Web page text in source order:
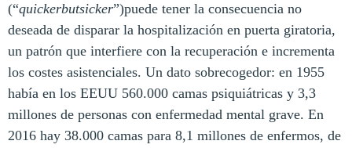
(“quickerbutsicker”)puede tener la consecuencia no
deseada de disparar la hospitalización en puerta giratoria,
un patrón que interfiere con la recuperación e incrementa
los costes asistenciales. Un dato sobrecogedor: en 1955
había en los EEUU 560.000 camas psiquiátricas y 3,3
millones de personas con enfermedad mental grave. En
2016 hay 38.000 camas para 8,1 millones de enfermos, de